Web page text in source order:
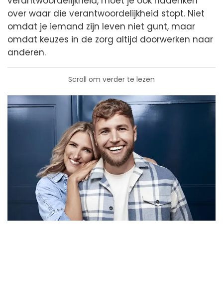
over waar die verantwoordelijkheid stopt. Niet
omdat je iemand zijn leven niet gunt, maar
omdat keuzes in de zorg altijd doorwerken naar
anderen.
Scroll om verder te lezen